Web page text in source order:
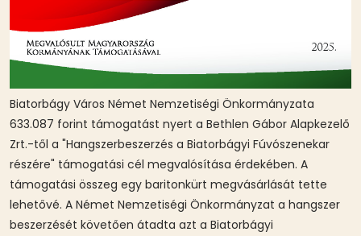
Biatorbágy Város Német Nemzetiségi Önkormányzata
633.087 forint támogatást nyert a Bethlen Gábor Alapkezelő
Zrt.-től a "Hangszerbeszerzés a Biatorbágyi Fúvószenekar
részére" támogatási cél megvalósítása érdekében. A
támogatási összeg egy baritonkürt megvásárlását tette
lehetővé. A Német Nemzetiségi Önkormányzat a hangszer
beszerzését követően átadta azt a Biatorbágyi